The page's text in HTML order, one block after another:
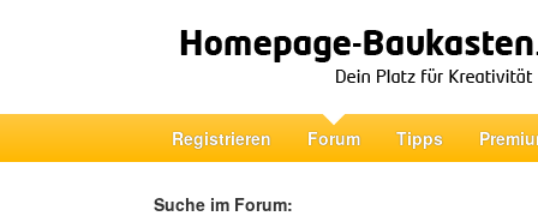
Registrieren Forum Tipps
Suche im Forum: